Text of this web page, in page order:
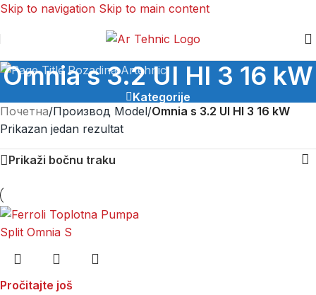
Skip to navigation Skip to main content
Omnia s 3.2 UI HI 3 16 kW
Kategorije
Почетна/Производ Model/Omnia s 3.2 UI HI 3 16 kW
Prikazan jedan rezultat
Prikaži bočnu traku
Pročitajte još